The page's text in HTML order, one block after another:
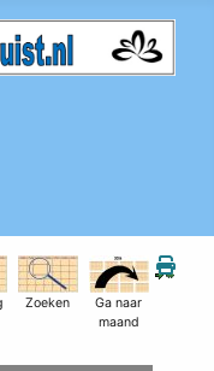
Zoeken
Ga naar
maand